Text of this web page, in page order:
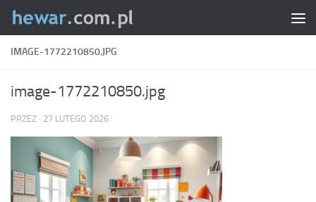
Skip to content
IMAGE-1772210850.JPG
image-1772210850.jpg
PRZEZ · 27 LUTEGO 2026